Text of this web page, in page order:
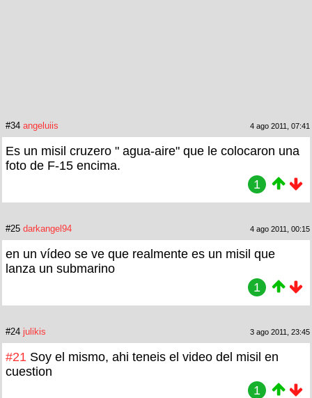
#34 angeluiis 4 ago 2011, 07:41
Es un misil cruzero " agua-aire" que le colocaron una
foto de F-15 encima.
1
#25 darkangel94 4 ago 2011, 00:15
en un vídeo se ve que realmente es un misil que
lanza un submarino
1
#24 julikis 3 ago 2011, 23:45
#21 Soy el mismo, ahi teneis el video del misil en
cuestion
1